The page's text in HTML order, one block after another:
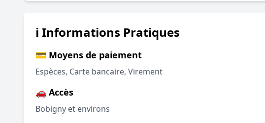
ℹ️ Informations Pratiques
💳 Moyens de paiement
Espèces, Carte bancaire, Virement
🚗 Accès
Bobigny et environs